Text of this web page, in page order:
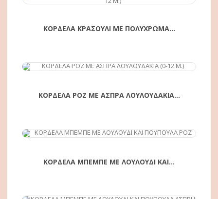
ΚΟΡΔΕΛΑ ΚΡΑΣΟΥΛΙ ΜΕ ΠΟΛΥΧΡΩΜΑ...
ΑΓΟΡΆ
ΚΟΡΔΕΛΑ ΡΟΖ ΜΕ ΑΣΠΡΑ ΛΟΥΛΟΥΔΑΚΙΑ...
ΑΓΟΡΆ
ΚΟΡΔΕΛΑ ΜΠΕΜΠΕ ΜΕ ΛΟΥΛΟΥΔΙ ΚΑΙ...